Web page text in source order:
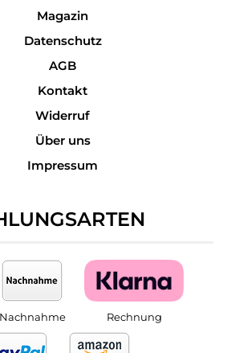
Magazin
Datenschutz
AGB
Kontakt
Widerruf
Über uns
Impressum
Nachnahme Rechnung